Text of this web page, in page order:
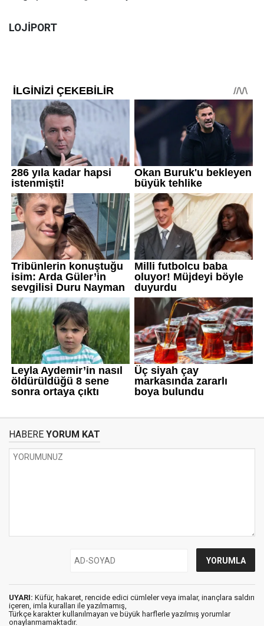
LOJİPORT
HABERE YORUM KAT
UYARI: Küfür, hakaret, rencide edici cümleler veya imalar, inançlara saldırı
içeren, imla kuralları ile yazılmamış,
Türkçe karakter kullanılmayan ve büyük harflerle yazılmış yorumlar
onaylanmamaktadır.